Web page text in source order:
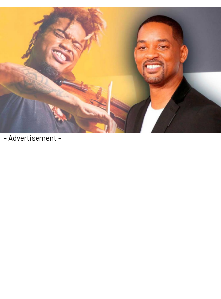
- Advertisement -